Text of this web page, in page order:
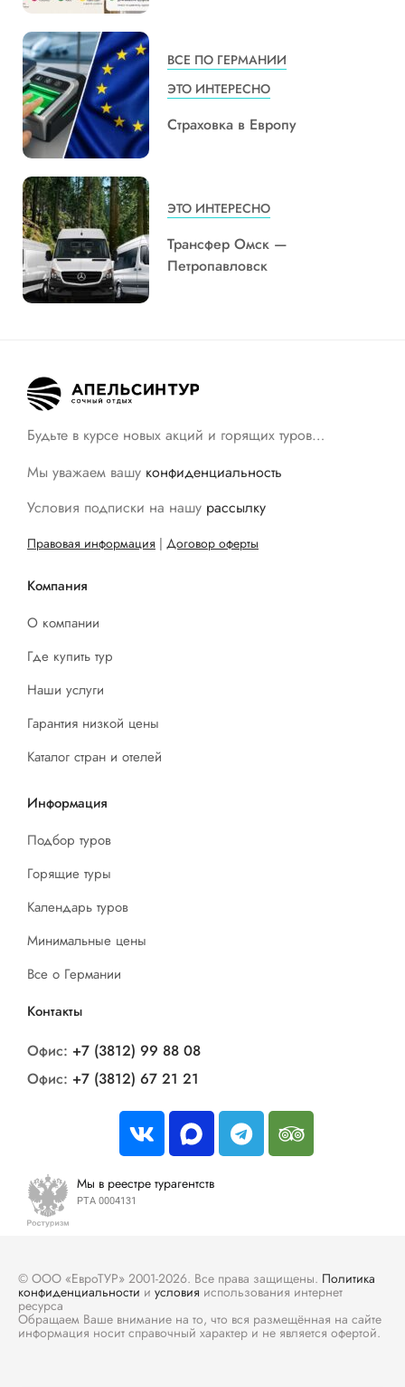
ВСЕ ПО ГЕРМАНИИ
ЭТО ИНТЕРЕСНО
Страховка в Европу
ЭТО ИНТЕРЕСНО
Трансфер Омск —
Петропавловск
Будьте в курсе новых акций и горящих туров…
Мы уважаем вашу конфиденциальность
Условия подписки на нашу рассылку
Правовая информация | Договор оферты
Компания
О компании
Где купить тур
Наши услуги
Гарантия низкой цены
Каталог стран и отелей
Информация
Подбор туров
Горящие туры
Календарь туров
Минимальные цены
Все о Германии
Контакты
Офис: +7 (3812) 99 88 08
Офис: +7 (3812) 67 21 21
Мы в реестре турагентств
РТА 0004131
© ООО «ЕвроТУР» 2001-2026. Все права защищены. Политика
конфиденциальности и условия использования интернет
ресурса
Обращаем Ваше внимание на то, что вся размещённая на сайте
информация носит справочный характер и не является офертой.